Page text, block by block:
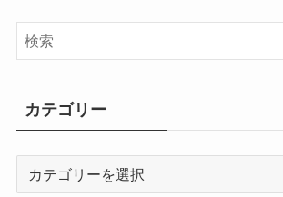
カテゴリー